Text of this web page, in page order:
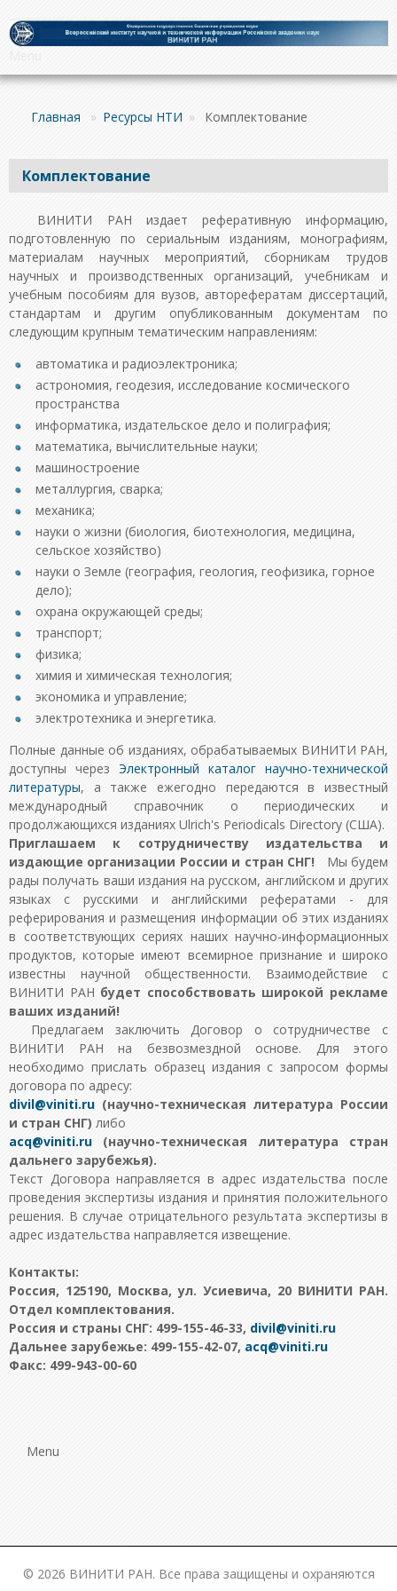
Главная » Ресурсы НТИ » Комплектование
Комплектование
ВИНИТИ РАН издает реферативную информацию,
подготовленную по сериальным изданиям, монографиям,
материалам научных мероприятий, сборникам трудов
научных и производственных организаций, учебникам и
учебным пособиям для вузов, авторефератам диссертаций,
стандартам и другим опубликованным документам по
следующим крупным тематическим направлениям:
автоматика и радиоэлектроника;
астрономия, геодезия, исследование космического
пространства
информатика, издательское дело и полиграфия;
математика, вычислительные науки;
машиностроение
металлургия, сварка;
механика;
науки о жизни (биология, биотехнология, медицина,
сельское хозяйство)
науки о Земле (география, геология, геофизика, горное
дело);
охрана окружающей среды;
транспорт;
физика;
химия и химическая технология;
экономика и управление;
электротехника и энергетика.
Полные данные об изданиях, обрабатываемых ВИНИТИ РАН,
доступны через Электронный каталог научно-технической
литературы, а также ежегодно передаются в известный
международный справочник о периодических и
продолжающихся изданиях Ulrich's Periodicals Directory (США).
Приглашаем к сотрудничеству издательства и
издающие организации России и стран СНГ! Мы будем
рады получать ваши издания на русском, английском и других
языках с русскими и английскими рефератами - для
реферирования и размещения информации об этих изданиях
в соответствующих сериях наших научно-информационных
продуктов, которые имеют всемирное признание и широко
известны научной общественности. Взаимодействие с
ВИНИТИ РАН будет способствовать широкой рекламе
ваших изданий!
Предлагаем заключить Договор о сотрудничестве с
ВИНИТИ РАН на безвозмездной основе. Для этого
необходимо прислать образец издания с запросом формы
договора по адресу:
(научно-техническая литература России
и стран СНГ) либо
(научно-техническая литература стран
дальнего зарубежья).
Текст Договора направляется в адрес издательства после
проведения экспертизы издания и принятия положительного
решения. В случае отрицательного результата экспертизы в
адрес издательства направляется извещение.
Контакты:
Россия, 125190, Москва, ул. Усиевича, 20 ВИНИТИ РАН.
Отдел комплектования.
Россия и страны СНГ: 499-155-46-33,
Дальнее зарубежье: 499-155-42-07,
Факс: 499-943-00-60
Menu
© 2026 ВИНИТИ РАН. Все права защищены и охраняются